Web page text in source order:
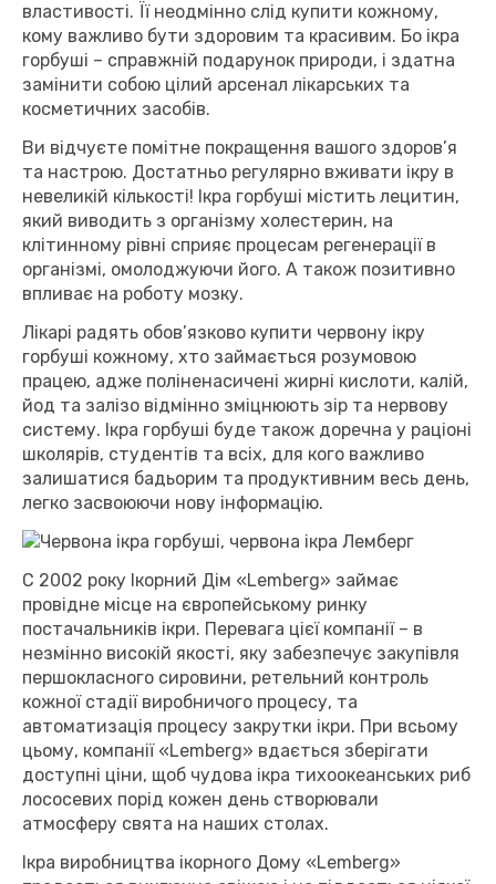
властивості. Її неодмінно слід купити кожному,
кому важливо бути здоровим та красивим. Бо ікра
горбуші – справжній подарунок природи, і здатна
замінити собою цілий арсенал лікарських та
косметичних засобів.
Ви відчуєте помітне покращення вашого здоров’я
та настрою. Достатньо регулярно вживати ікру в
невеликій кількості! Ікра горбуші містить лецитин,
який виводить з організму холестерин, на
клітинному рівні сприяє процесам регенерації в
організмі, омолоджуючи його. А також позитивно
впливає на роботу мозку.
Лікарі радять обов’язково купити червону ікру
горбуші кожному, хто займається розумовою
працею, адже поліненасичені жирні кислоти, калій,
йод та залізо відмінно зміцнюють зір та нервову
систему. Ікра горбуші буде також доречна у раціоні
школярів, студентів та всіх, для кого важливо
залишатися бадьорим та продуктивним весь день,
легко засвоюючи нову інформацію.
C 2002 року Ікорний Дім «Lemberg» займає
провідне місце на європейському ринку
постачальників ікри. Перевага цієї компанії – в
незмінно високій якості, яку забезпечує закупівля
першокласного сировини, ретельний контроль
кожної стадії виробничого процесу, та
автоматизація процесу закрутки ікри. При всьому
цьому, компанії «Lemberg» вдається зберігати
доступні ціни, щоб чудова ікра тихоокеанських риб
лососевих порід кожен день створювали
атмосферу свята на наших столах.
Ікра виробництва ікорного Дому «Lemberg»